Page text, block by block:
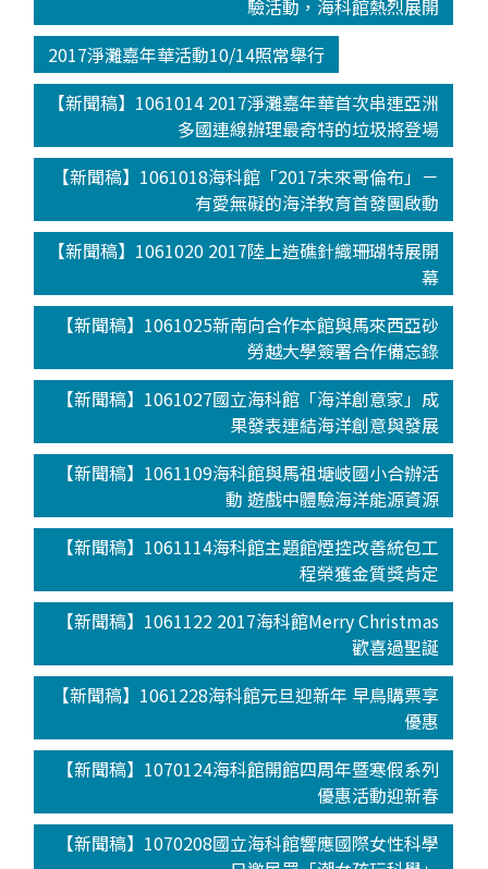
驗活動，海科館熱烈展開
2017淨灘嘉年華活動10/14照常舉行
【新聞稿】1061014 2017淨灘嘉年華首次串連亞洲
多國連線辦理最奇特的垃圾將登場
【新聞稿】1061018海科館「2017未來哥倫布」－
有愛無礙的海洋教育首發團啟動
【新聞稿】1061020 2017陸上造礁針織珊瑚特展開
幕
【新聞稿】1061025新南向合作本館與馬來西亞砂
勞越大學簽署合作備忘錄
【新聞稿】1061027國立海科館「海洋創意家」成
果發表連結海洋創意與發展
【新聞稿】1061109海科館與馬祖塘岐國小合辦活
動 遊戲中體驗海洋能源資源
【新聞稿】1061114海科館主題館煙控改善統包工
程榮獲金質獎肯定
【新聞稿】1061122 2017海科館Merry Christmas
歡喜過聖誕
【新聞稿】1061228海科館元旦迎新年 早鳥購票享
優惠
【新聞稿】1070124海科館開館四周年暨寒假系列
優惠活動迎新春
【新聞稿】1070208國立海科館響應國際女性科學